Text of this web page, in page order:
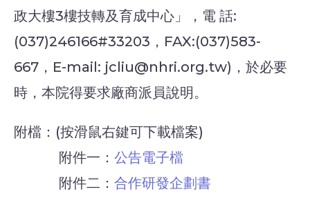
政大樓3樓技轉及育成中心」，電 話:
(037)246166#33203，FAX:(037)583-
667，E-mail: jcliu@nhri.org.tw)，於必要
時，本院得要求廠商派員說明。
附檔：(按滑鼠右鍵可下載檔案)
附件一： 公告電子檔
附件二： 合作研發企劃書